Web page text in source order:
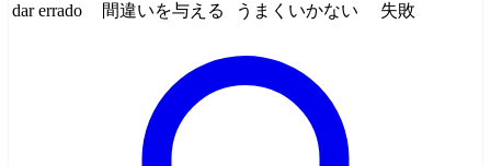
dar errado
間違いを与える うまくいかない 失敗